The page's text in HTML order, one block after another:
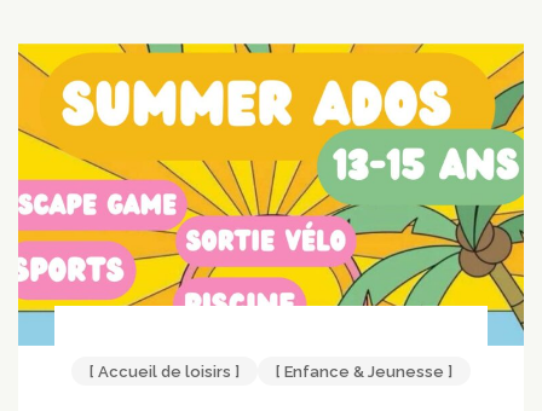
[ Accueil de loisirs ] [ Enfance & Jeunesse ]